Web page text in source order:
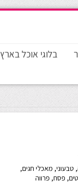
בלוגי אוכל בארץ
, טבעוני, מאכלי חגים,
, פסח, פרווה